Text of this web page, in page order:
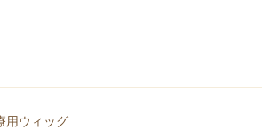
用ウィッグ